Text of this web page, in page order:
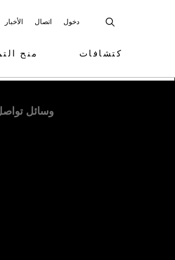
الأخبار اتصال دخول
منح كتشافات
وسائل